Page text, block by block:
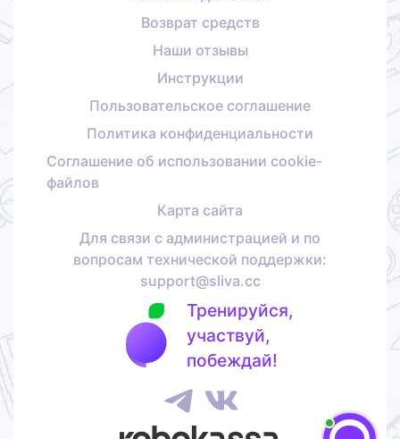
Возврат средств
Наши отзывы
Инструкции
Пользовательское соглашение
Политика конфиденциальности
Соглашение об использовании cookie-
файлов
Карта сайта
Для связи с администрацией и по
вопросам технической поддержки:
support@sliva.cc
Тренируйся,
участвуй,
побеждай!